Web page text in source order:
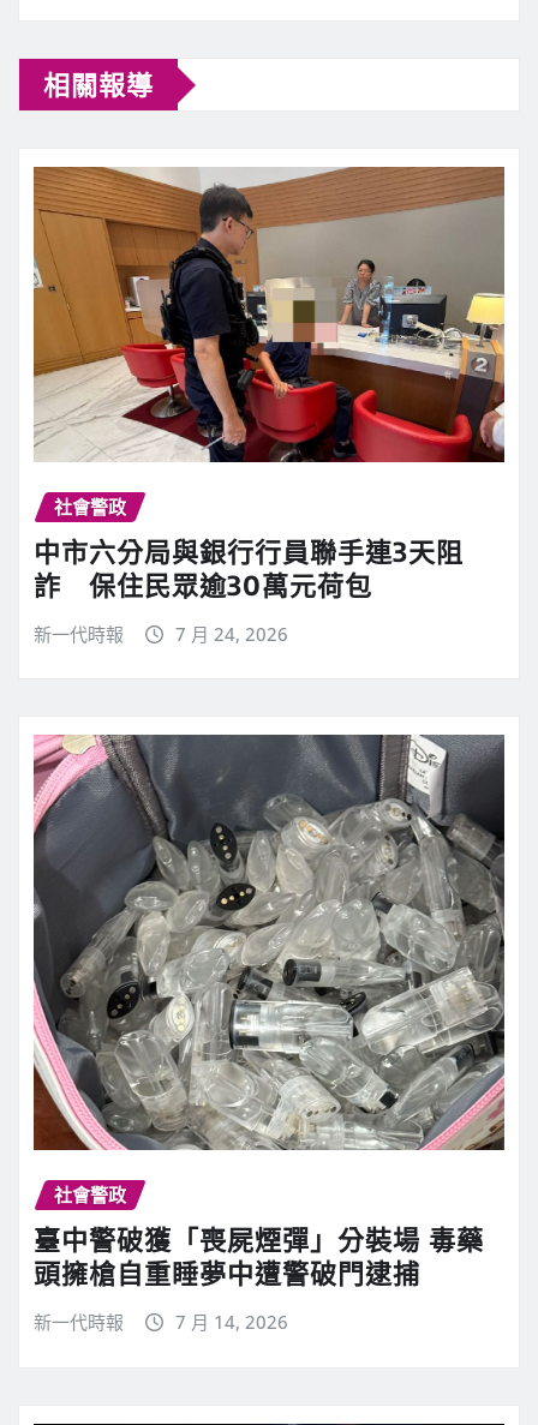
相關報導
社會警政
中市六分局與銀行行員聯手連3天阻
詐 保住民眾逾30萬元荷包
新一代時報 7 月 24, 2026
社會警政
臺中警破獲「喪屍煙彈」分裝場 毒藥
頭擁槍自重睡夢中遭警破門逮捕
新一代時報 7 月 14, 2026